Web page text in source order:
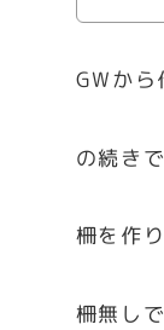
GWか
の続き
柵を作
柵無し